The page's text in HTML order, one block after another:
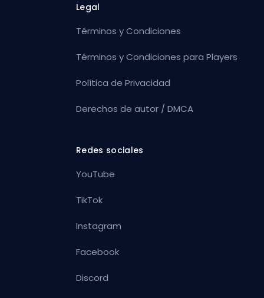
Legal
Términos y Condiciones
Términos y Condiciones para Players
Política de Privacidad
Derechos de autor / DMCA
Redes sociales
YouTube
TikTok
Instagram
Facebook
Discord